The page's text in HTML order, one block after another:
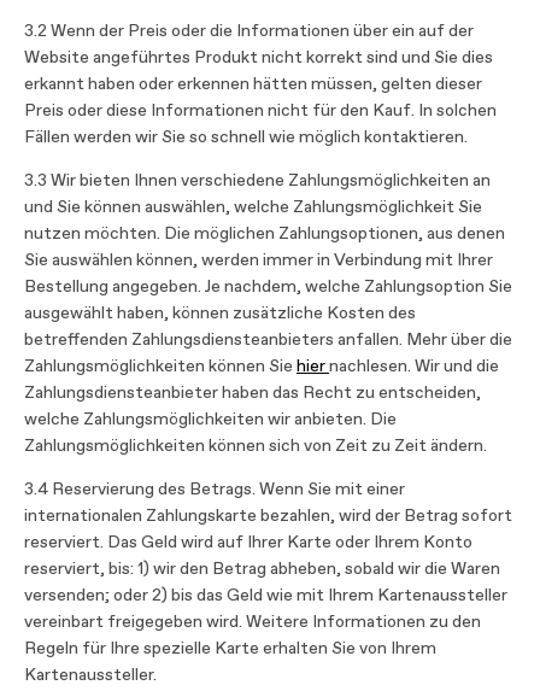
3.2 Wenn der Preis oder die Informationen über ein auf der
Website angeführtes Produkt nicht korrekt sind und Sie dies
erkannt haben oder erkennen hätten müssen, gelten dieser
Preis oder diese Informationen nicht für den Kauf. In solchen
Fällen werden wir Sie so schnell wie möglich kontaktieren.
3.3 Wir bieten Ihnen verschiedene Zahlungsmöglichkeiten an
und Sie können auswählen, welche Zahlungsmöglichkeit Sie
nutzen möchten. Die möglichen Zahlungsoptionen, aus denen
Sie auswählen können, werden immer in Verbindung mit Ihrer
Bestellung angegeben. Je nachdem, welche Zahlungsoption Sie
ausgewählt haben, können zusätzliche Kosten des
betreffenden Zahlungsdiensteanbieters anfallen. Mehr über die
Zahlungsmöglichkeiten können Sie hiernachlesen. Wir und die
Zahlungsdiensteanbieter haben das Recht zu entscheiden,
welche Zahlungsmöglichkeiten wir anbieten. Die
Zahlungsmöglichkeiten können sich von Zeit zu Zeit ändern.
3.4 Reservierung des Betrags. Wenn Sie mit einer
internationalen Zahlungskarte bezahlen, wird der Betrag sofort
reserviert. Das Geld wird auf Ihrer Karte oder Ihrem Konto
reserviert, bis: 1) wir den Betrag abheben, sobald wir die Waren
versenden; oder 2) bis das Geld wie mit Ihrem Kartenaussteller
vereinbart freigegeben wird. Weitere Informationen zu den
Regeln für Ihre spezielle Karte erhalten Sie von Ihrem
Kartenaussteller.